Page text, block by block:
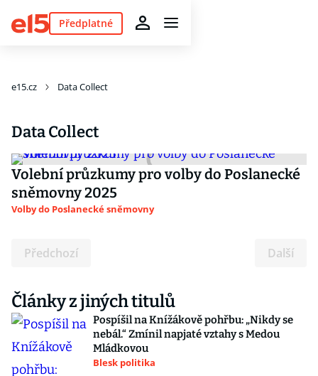
Předplatné
e15.cz Data Collect
Data Collect
Volební průzkumy pro volby do Poslanecké
sněmovny 2025
Volby do Poslanecké sněmovny
Předchozí Další
Články z jiných titulů
Pospíšil na Knížákově pohřbu: „Nikdy se
nebál.“ Zmínil napjaté vztahy s Medou
Mládkovou
Blesk politika